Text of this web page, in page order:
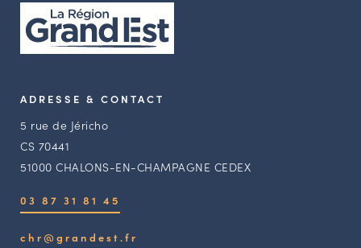
ADRESSE & CONTACT
5 rue de Jéricho
CS 70441
51000 CHALONS-EN-CHAMPAGNE CEDEX
03 87 31 81 45
chr@grandest.fr